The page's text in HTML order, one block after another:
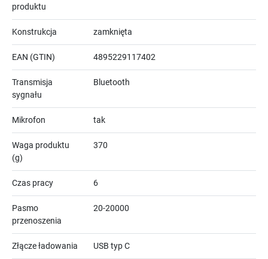
produktu
Konstrukcja zamknięta
EAN (GTIN) 4895229117402
Transmisja
sygnału
Bluetooth
Mikrofon tak
Waga produktu
(g)
370
Czas pracy 6
Pasmo
przenoszenia
20-20000
Złącze ładowania USB typ C